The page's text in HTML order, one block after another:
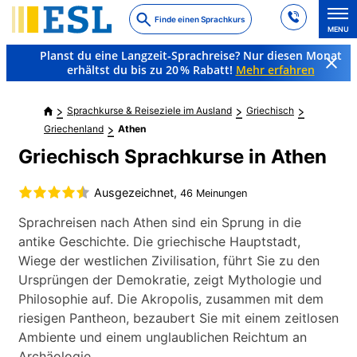
to
main
content
Finde einen Sprachkurs
MENU
Planst du eine Langzeit-Sprachreise? Nur diesen Monat
erhältst du bis zu 20 % Rabatt! Mehr erfahren
Sprachkurse & Reiseziele im Ausland
Griechisch
Griechenland
Athen
Griechisch Sprachkurse in Athen
Ausgezeichnet, 46 Meinungen
Sprachreisen nach Athen sind ein Sprung in die
antike Geschichte. Die griechische Hauptstadt,
Wiege der westlichen Zivilisation, führt Sie zu den
Ursprüngen der Demokratie, zeigt Mythologie und
Philosophie auf. Die Akropolis, zusammen mit dem
riesigen Pantheon, bezaubert Sie mit einem zeitlosen
Ambiente und einem unglaublichen Reichtum an